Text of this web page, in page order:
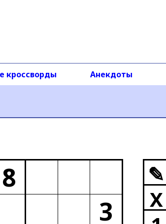
кроссворды Анекдоты
8
3
✎
X